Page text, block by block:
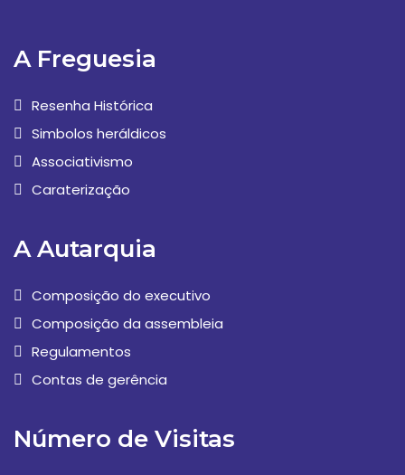
A Freguesia
Resenha Histórica
Simbolos heráldicos
Associativismo
Caraterização
A Autarquia
Composição do executivo
Composição da assembleia
Regulamentos
Contas de gerência
Número de Visitas